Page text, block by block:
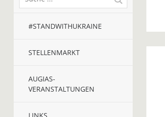
#STANDWITHUKRAINE
STELLENMARKT
AUGIAS-
VERANSTALTUNGEN